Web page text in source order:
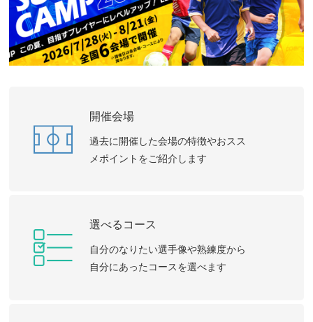
開催会場
過去に開催した会場の特徴やおスス
メポイントをご紹介します
選べるコース
自分のなりたい選手像や熟練度から
自分にあったコースを選べます